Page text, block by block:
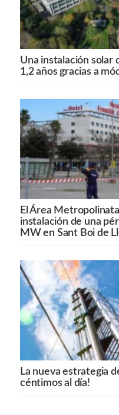
Una instalación solar
1,2 años gracias a
El Área
instalación de una
MW en Sant Boi de
La nueva estrategia
céntimos al día!